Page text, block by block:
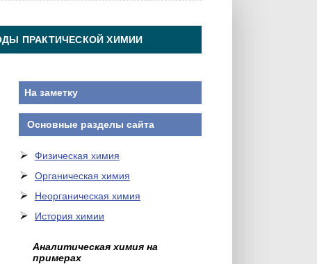
ПРАКТИЧЕСКОЙ ХИМИИ
На заметку
Основные разделы сайта
Физическая химия
Органическая химия
Неорганическая химия
История химии
Аналитическая химия на
примерах